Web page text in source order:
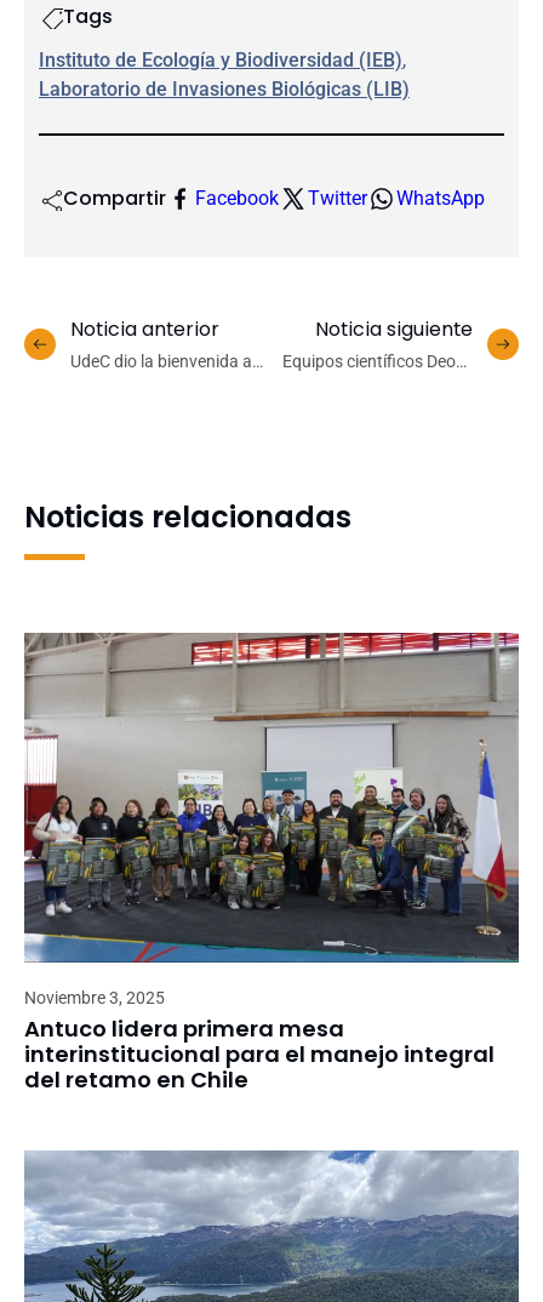
Tags
Instituto de Ecología y Biodiversidad (IEB)
Laboratorio de Invasiones Biológicas (LIB)
Compartir Facebook Twitter WhatsApp
Noticia anterior
UdeC dio la bienvenida a
Noticia siguiente
Equipos científicos Deoxs
Noticias relacionadas
Noviembre 3, 2025
Antuco lidera primera mesa
interinstitucional para el manejo integral
del retamo en Chile